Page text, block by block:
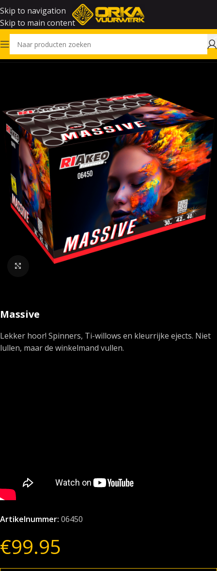
Skip to navigation
Skip to main content
Home Vuurwerk
Klik om te vergroten
Massive
Lekker hoor! Spinners, Ti-willows en kleurrijke ejects. Niet
lullen, maar de winkelmand vullen.
Artikelnummer: 06450
€99.95